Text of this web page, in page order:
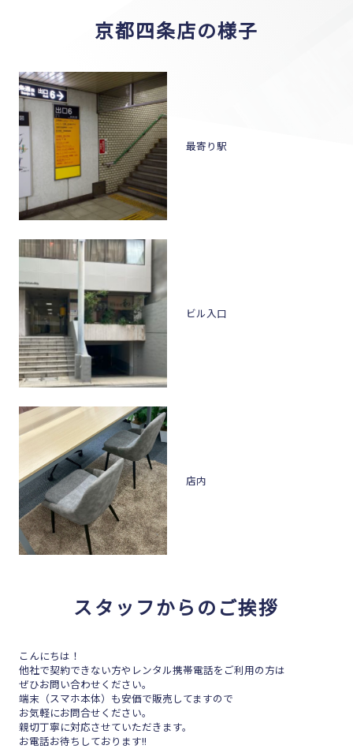
京都四条店の様子
最寄り駅
ビル入口
店内
スタッフからのご挨拶
こんにちは！
他社で契約できない方やレンタル携帯電話をご利用の方は
ぜひお問い合わせください。
端末（スマホ本体）も安価で販売してますので
お気軽にお問合せください。
親切丁寧に対応させていただきます。
お電話お待ちしております!!